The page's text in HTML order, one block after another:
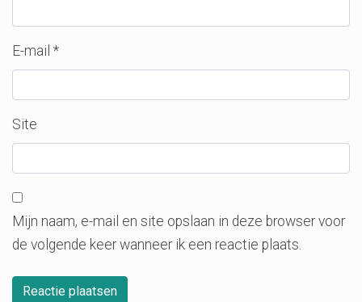
E-mail *
Site
Mijn naam, e-mail en site opslaan in deze browser voor
de volgende keer wanneer ik een reactie plaats.